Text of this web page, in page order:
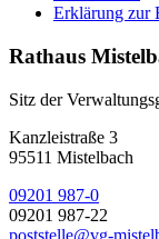
Erklärung zur
Rathaus
Sitz der
Kanzleistraße 3
95511 Mistelbach
09201 987-0
09201 987-22
poststelle@vg-